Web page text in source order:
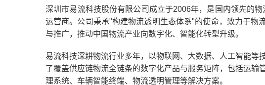
深圳市易流科技股份有限公司成立于2006年，是国内领先的
运营商。公司秉承"构建物流透明生态体系"的使命，致力于物
与推广，推动中国物流产业向数字化、智能化转型升级。
易流科技深耕物流行业多年，以物联网、大数据、人工智能等
了覆盖供应链物流全链条的数字化产品与服务矩阵，包括运输
理系统、车辆智能终端、物流透明管理等解决方案。